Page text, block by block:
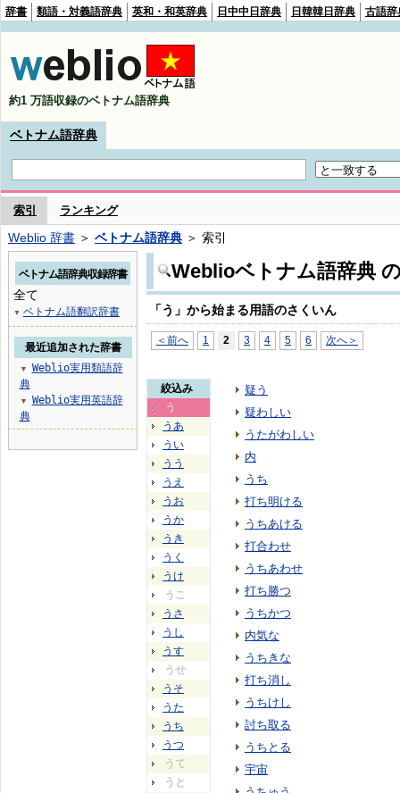
辞書 類語・対義語辞典 英和・和英辞典 日中中日辞典 日韓韓日辞典 古語辞
約1 万語収録のベトナム語辞典
ベトナム語辞典
索引 ランキング
Weblio 辞書 ＞ ベトナム語辞典 ＞ 索引
Weblioベトナム語辞典
「う」から始まる用語のさくいん
＜前へ 1 2 3 4 5 6 次へ＞
絞込み
う
うあ
うい
うう
うえ
うお
うか
うき
うく
うけ
うこ
うさ
うし
うす
うせ
うそ
うた
うち
うつ
うて
うと
疑う
疑わしい
うたがわしい
内
うち
打ち明ける
うちあける
打合わせ
うちあわせ
打ち勝つ
うちかつ
内気な
うちきな
打ち消し
うちけし
討ち取る
うちとる
宇宙
ベトナム語辞典収録辞書
全て
▼ ベトナム語翻訳辞書
最近追加された辞書
▼
Weblio実用類語辞
典
▼
Weblio実用英語辞
典